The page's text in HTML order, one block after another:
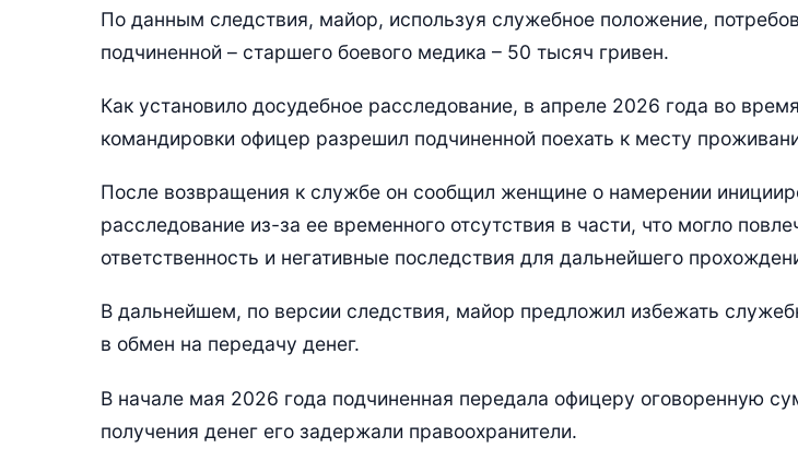
По данным следствия, майор, используя служебное положение,
подчиненной – старшего боевого медика – 50 тысяч гривен.
Как установило досудебное расследование, в апреле 2026 года во
командировки офицер разрешил подчиненной поехать к месту
После возвращения к службе он сообщил женщине о намерении
расследование из-за ее временного отсутствия в части, что могло
ответственность и негативные последствия для дальнейшего
В дальнейшем, по версии следствия, майор предложил избежать
в обмен на передачу денег.
В начале мая 2026 года подчиненная передала офицеру оговоренную
получения денег его задержали правоохранители.